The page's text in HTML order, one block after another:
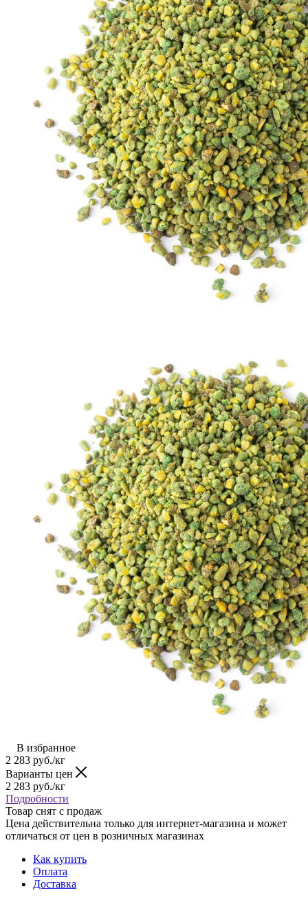
В избранное
2 283 руб./кг
Варианты цен
2 283 руб./кг
Подробности
Товар снят с продаж
Цена действительна только для интернет-магазина и может
отличаться от цен в розничных магазинах
Как купить
Оплата
Доставка